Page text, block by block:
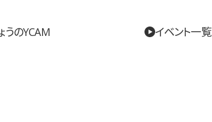
うのYCAM イベント一覧